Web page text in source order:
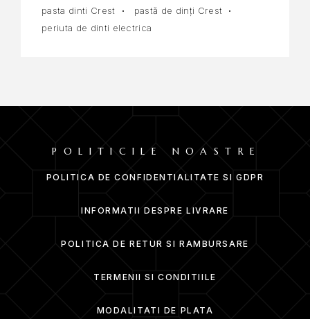
pasta dinti Crest
pastă de dinți Crest
periuta de dinti electrica
POLITICILE NOASTRE
POLITICA DE CONFIDENTIALITATE SI GDPR
INFORMATII DESPRE LIVRARE
POLITICA DE RETUR SI RAMBURSARE
TERMENII SI CONDITIILE
MODALITATI DE PLATA